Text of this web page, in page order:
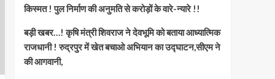
किस्मत ! पुल निर्माण की अनुमति से करोड़ों के वारे-न्यारे !!
बड़ी खबर…! कृषि मंत्री शिवराज ने देवभूमि को बताया आध्यात्मिक
राजधानी ! रुद्रपुर में खेत बचाओ अभियान का उद्घाटन,सीएम ने
की आगवानी,